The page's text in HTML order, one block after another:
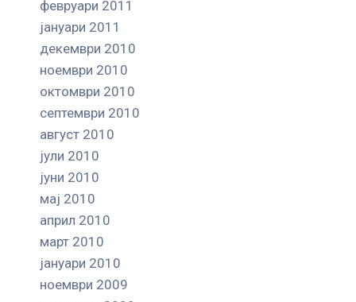
февруари 2011
јануари 2011
декември 2010
ноември 2010
октомври 2010
септември 2010
август 2010
јули 2010
јуни 2010
мај 2010
април 2010
март 2010
јануари 2010
ноември 2009